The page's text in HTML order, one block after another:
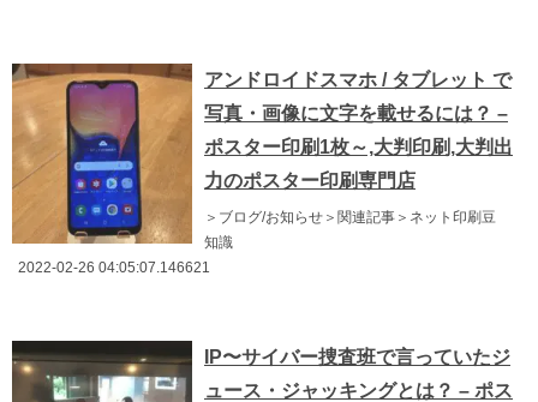
アンドロイドスマホ / タブレット で
写真・画像に文字を載せるには？ –
ポスター印刷1枚～,大判印刷,大判出
力のポスター印刷専門店
＞ブログ/お知らせ＞関連記事＞ネット印刷豆
知識
2022-02-26 04:05:07.146621
IP〜サイバー捜査班で言っていたジ
ュース・ジャッキングとは？ – ポス